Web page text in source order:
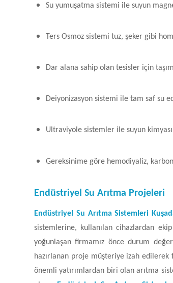
Su yumuşatma sistemi ile suyun
Ters Osmoz sistemi tuz, şeker gibi
Dar alana sahip olan tesisler için
Deiyonizasyon sistemi ile tam saf su
Ultraviyole sistemler ile suyun
Gereksinime göre hemodiyaliz,
Endüstriyel Su Arıtma Projeleri
Endüstriyel Su Arıtma Sistemleri
sistemlerine, kullanılan cihazlardan
yoğunlaşan firmamız önce durum
hazırlanan proje müşteriye izah edilerek
önemli yatırımlardan biri olan arıtma